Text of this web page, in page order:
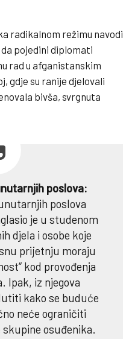
radikalnom režimu navodi
pojedini diplomati
rad u afganistanskim
gdje su ranije djelovali
bivša, svrgnuta
poslova:
poslova
je u studenom
djela i osobe koje
prijetnju moraju
kod provođenja
Ipak, iz njegova
kako se buduće
neće ograničiti
osuđenika.